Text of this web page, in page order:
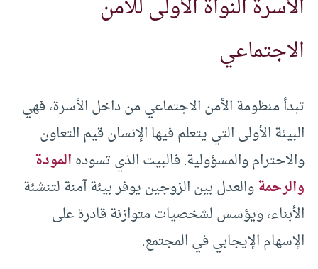
الأسرة النواة الأولى للأمن
الاجتماعي
تبدأ منظومة الأمن الاجتماعي من داخل الأسرة، فهي
البيئة الأولى التي يتعلم فيها الإنسان قيم التعاون
والاحترام والمسؤولية. فالبيت الذي تسودهالمودة
والرحمةوالعدل بين الزوجين يوفر بيئة آمنة لتنشئة
الأبناء، ويؤسس لشخصيات متوازنة قادرة على
الإسهام الإيجابي في المجتمع.